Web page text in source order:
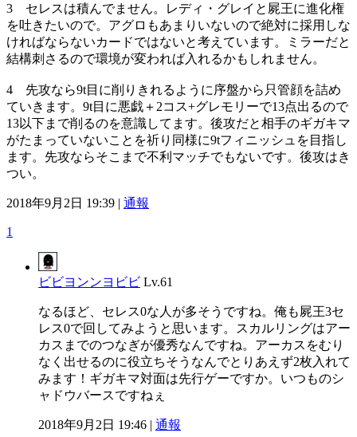
3 セレスは積んでません。レディ・グレイと屍王に進化権
を吐きたいので。アグロもあまりいないので絶対に採用しな
ければならないカードではないと考えています。ミラーだと
結構刺さるので環境が変われば入れるかもしれません。
4 先攻なら9t目に削りきれるように序盤から只管顔を詰め
ていきます。9t目に悪戯＋2コス+グレモリーで13点出るので
13以下まで削るのを意識してます。後攻だと相手のギガキマ
がたまっていないことを祈り同様に9tフィニッシュを目指し
ます。先攻ならそこまで不利マッチでもないです。後攻はき
つい。
2018年9月2日 19:39 | 通報
1
ビビヨンンヨビビ Lv.61
なるほど、セレス0な人が多そうですね。俺も屍王3セ
レス0で回してみようと思います。スカルリングはアー
カスまでのつなぎが優秀なんですね。アーカスをむり
なく出せるのに役立ちそうなんでとりあえず2枚入れて
みます！ギガキマ対面は先行ゲーですか。いつものシ
ャドウバースですねぇ
2018年9月2日 19:46 | 通報